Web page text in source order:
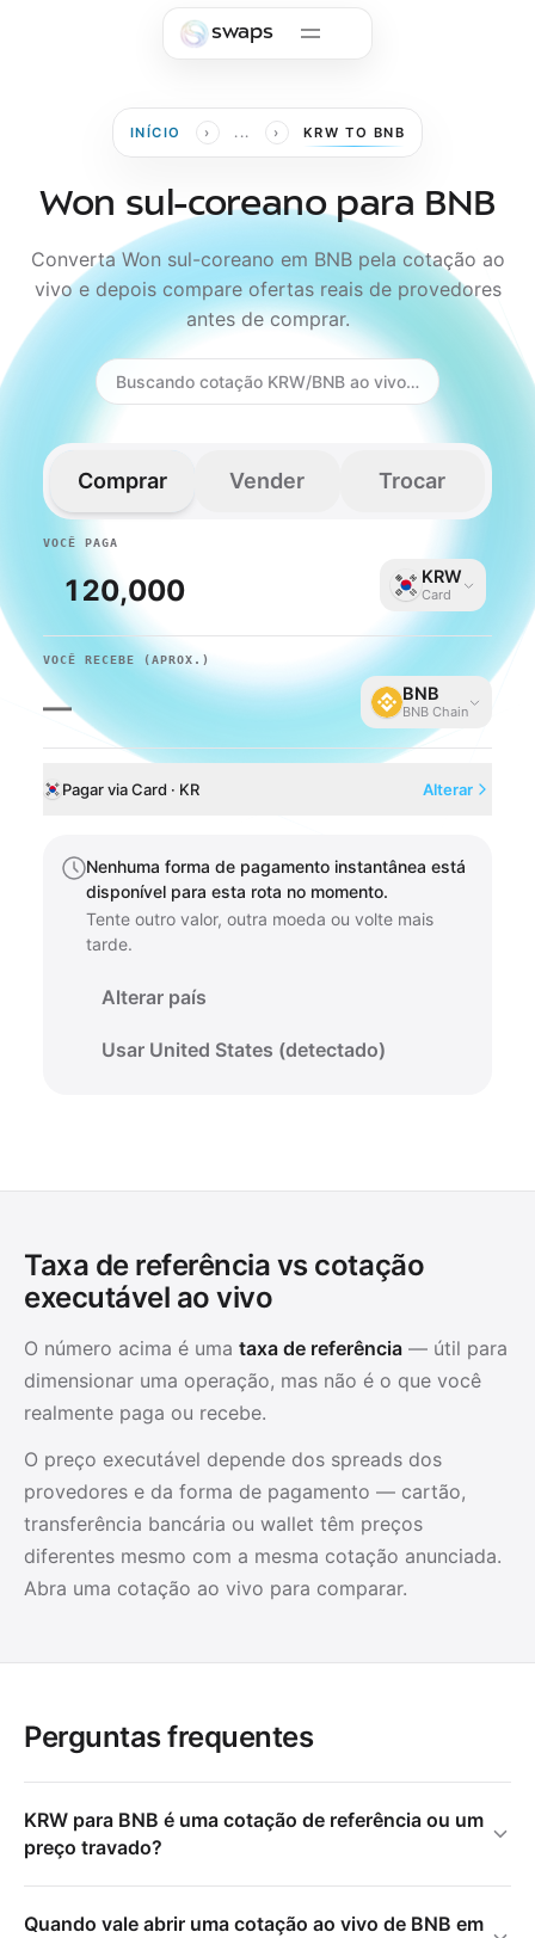
swaps
INÍCIO › ... › KRW TO BNB
Won sul-coreano para BNB
Converta Won sul-coreano em BNB pela cotação ao
vivo e depois compare ofertas reais de provedores
antes de comprar.
Buscando cotação KRW/BNB ao vivo…
Comprar Vender Trocar
VOCÊ PAGA
KRW
Card
VOCÊ RECEBE (APROX.)
— BNB
BNB Chain
Pagar via Card · KR Alterar
Nenhuma forma de pagamento instantânea está
disponível para esta rota no momento.
Tente outro valor, outra moeda ou volte mais
tarde.
Alterar país
Usar United States (detectado)
Taxa de referência vs cotação
executável ao vivo
O número acima é uma taxa de referência — útil para
dimensionar uma operação, mas não é o que você
realmente paga ou recebe.
O preço executável depende dos spreads dos
provedores e da forma de pagamento — cartão,
transferência bancária ou wallet têm preços
diferentes mesmo com a mesma cotação anunciada.
Abra uma cotação ao vivo para comparar.
Perguntas frequentes
KRW para BNB é uma cotação de referência ou um
preço travado?
Quando vale abrir uma cotação ao vivo de BNB em